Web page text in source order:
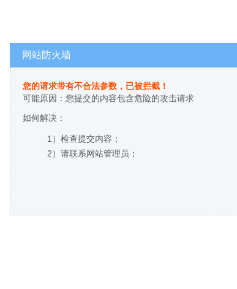
网站防火墙
您的请求带有不合法参数，已被拦截！
可能原因：您提交的内容包含危险的攻击请求
如何解决：
1）检查提交内容；
2）请联系网站管理员；